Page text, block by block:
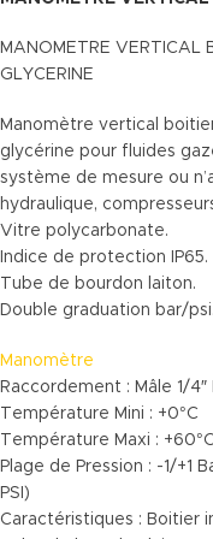
MANOMETRE VERTICAL
GLYCERINE
Manomètre vertical
glycérine pour fluides
système de mesure ou
hydraulique,
Vitre polycarbonate.
Indice de protection IP65.
Tube de bourdon laiton.
Double graduation bar/psi.
Manomètre
Raccordement : Mâle 1/4″
Température Mini : +0°C
Température Maxi : +60°C
Plage de Pression : -1/+1
PSI)
Caractéristiques : Boitier